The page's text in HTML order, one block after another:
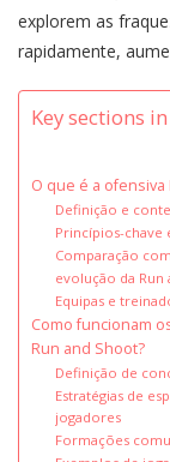
explorem as
rapidamente,
Key sections
O que é a
Definição e
Princípios-chave
Comparação
evolução da
Equipas e
Como funcionam
Run and Shoot?
Definição de
Estratégias de
jogadores
Formações